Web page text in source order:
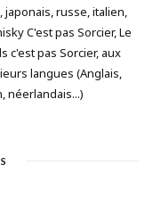
russe, italien,
C'est pas Sorcier, Le
c'est pas Sorcier, aux
langues (Anglais,
néerlandais...)